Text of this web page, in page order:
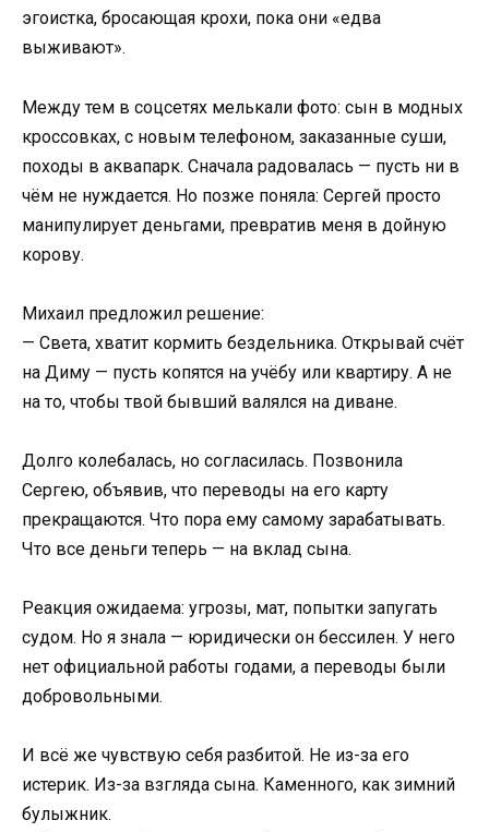
эгоистка, бросающая крохи, пока они «едва
выживают».
Между тем в соцсетях мелькали фото: сын в модных
кроссовках, с новым телефоном, заказанные суши,
походы в аквапарк. Сначала радовалась — пусть ни в
чём не нуждается. Но позже поняла: Сергей просто
манипулирует деньгами, превратив меня в дойную
корову.
Михаил предложил решение:
— Света, хватит кормить бездельника. Открывай счёт
на Диму — пусть копятся на учёбу или квартиру. А не
на то, чтобы твой бывший валялся на диване.
Долго колебалась, но согласилась. Позвонила
Сергею, объявив, что переводы на его карту
прекращаются. Что пора ему самому зарабатывать.
Что все деньги теперь — на вклад сына.
Реакция ожидаема: угрозы, мат, попытки запугать
судом. Но я знала — юридически он бессилен. У него
нет официальной работы годами, а переводы были
добровольными.
И всё же чувствую себя разбитой. Не из-за его
истерик. Из-за взгляда сына. Каменного, как зимний
булыжник.